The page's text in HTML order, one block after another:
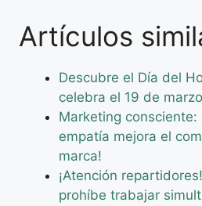
Artículos
Descubre el Día del
celebra el 19 de
Marketing consciente:
empatía mejora el
marca!
¡Atención
prohíbe trabajar